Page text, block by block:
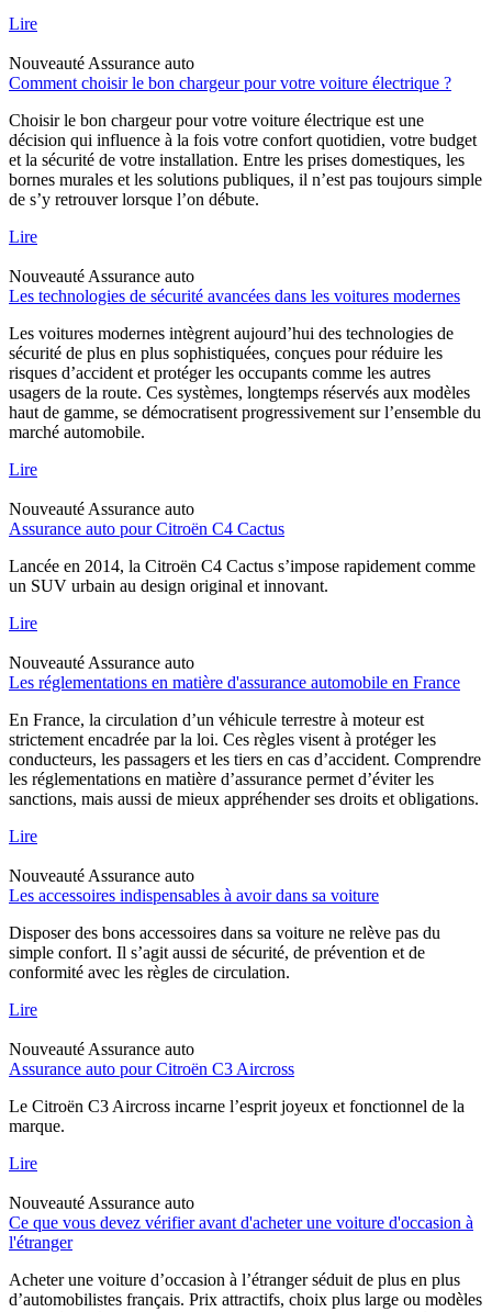
Lire
Nouveauté Assurance auto
Comment choisir le bon chargeur pour votre voiture électrique ?
Choisir le bon chargeur pour votre voiture électrique est une
décision qui influence à la fois votre confort quotidien, votre budget
et la sécurité de votre installation. Entre les prises domestiques, les
bornes murales et les solutions publiques, il n’est pas toujours simple
de s’y retrouver lorsque l’on débute.
Lire
Nouveauté Assurance auto
Les technologies de sécurité avancées dans les voitures modernes
Les voitures modernes intègrent aujourd’hui des technologies de
sécurité de plus en plus sophistiquées, conçues pour réduire les
risques d’accident et protéger les occupants comme les autres
usagers de la route. Ces systèmes, longtemps réservés aux modèles
haut de gamme, se démocratisent progressivement sur l’ensemble du
marché automobile.
Lire
Nouveauté Assurance auto
Assurance auto pour Citroën C4 Cactus
Lancée en 2014, la Citroën C4 Cactus s’impose rapidement comme
un SUV urbain au design original et innovant.
Lire
Nouveauté Assurance auto
Les réglementations en matière d'assurance automobile en France
En France, la circulation d’un véhicule terrestre à moteur est
strictement encadrée par la loi. Ces règles visent à protéger les
conducteurs, les passagers et les tiers en cas d’accident. Comprendre
les réglementations en matière d’assurance permet d’éviter les
sanctions, mais aussi de mieux appréhender ses droits et obligations.
Lire
Nouveauté Assurance auto
Les accessoires indispensables à avoir dans sa voiture
Disposer des bons accessoires dans sa voiture ne relève pas du
simple confort. Il s’agit aussi de sécurité, de prévention et de
conformité avec les règles de circulation.
Lire
Nouveauté Assurance auto
Assurance auto pour Citroën C3 Aircross
Le Citroën C3 Aircross incarne l’esprit joyeux et fonctionnel de la
marque.
Lire
Nouveauté Assurance auto
Ce que vous devez vérifier avant d'acheter une voiture d'occasion à
l'étranger
Acheter une voiture d’occasion à l’étranger séduit de plus en plus
d’automobilistes français. Prix attractifs, choix plus large ou modèles